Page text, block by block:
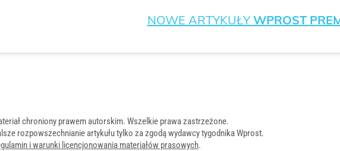
NOWE ARTYKUŁYWPROST
chroniony prawem autorskim. Wszelkie prawa zastrzeżone.
rozpowszechnianie artykułu tylko za zgodą wydawcy tygodnika Wprost.
i warunki licencjonowania materiałów prasowych.